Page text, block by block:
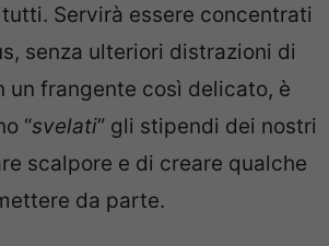
Servirà essere concentrati
senza ulteriori distrazioni di
un frangente così delicato, è
“svelati” gli stipendi dei nostri
scalpore e di creare qualche
da parte.